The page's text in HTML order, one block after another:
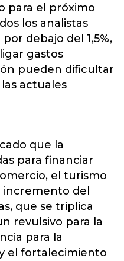
para el próximo
los analistas
debajo del 1,5%,
gastos
pueden dificultar
actuales
que la
para financiar
el turismo
incremento del
que se triplica
revulsivo para la
para la
el fortalecimiento